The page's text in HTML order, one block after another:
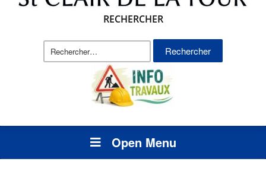
RECHERCHER
Rechercher :
Open Menu